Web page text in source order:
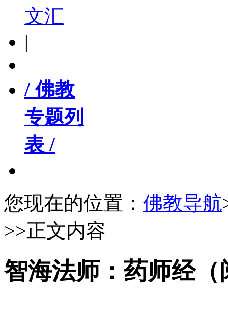
文汇
|
/ 佛教
专题列
表 /
您现在的位置： 佛教导航
>>正文内容
智海法师：药师经（